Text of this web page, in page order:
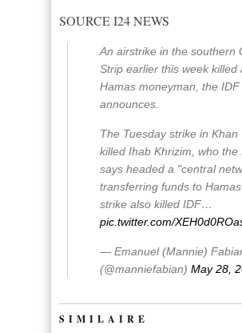
SOURCE I24 NEWS
An airstrike in the southern
Strip earlier this week killed
Hamas moneyman, the IDF
announces.
The Tuesday strike in Khan
killed Ihab Khrizim, who the
says headed a "central
transferring funds to
strike also killed IDF…
pic.twitter.com/
— Emanuel (Mannie)
(@manniefabian) May 28,
SIMILAIRE